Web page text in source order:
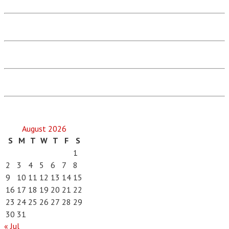
August 2026
S
M T W T F
S
1
2
3 4 5 6 7
8
9
10 11 12 13 14 15
16 17 18 19 20 21 22
23 24 25 26 27 28 29
30 31
« Jul